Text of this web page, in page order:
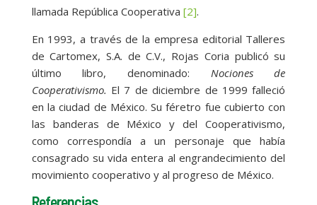
llamada República Cooperativa [2].
En 1993, a través de la empresa editorial Talleres
de Cartomex, S.A. de C.V., Rojas Coria publicó su
último libro, denominado: Nociones de
Cooperativismo. El 7 de diciembre de 1999 falleció
en la ciudad de México. Su féretro fue cubierto con
las banderas de México y del Cooperativismo,
como correspondía a un personaje que había
consagrado su vida entera al engrandecimiento del
movimiento cooperativo y al progreso de México.